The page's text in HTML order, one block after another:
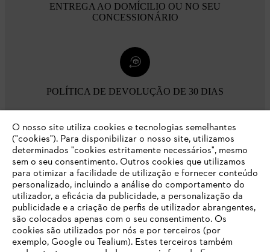
ENTREGA AO DOMÍCILIO OU NO SEU
CONCESSIONÁRIO
POLÍTICA DE DEVOLUÇÃO DE 30 DIAS
Opções de pagamento
Empresa
O nosso site utiliza cookies e tecnologias semelhantes
("cookies"). Para disponibilizar o nosso site, utilizamos
determinados "cookies estritamente necessários", mesmo
sem o seu consentimento. Outros cookies que utilizamos
para otimizar a facilidade de utilização e fornecer conteúdo
personalizado, incluindo a análise do comportamento do
utilizador, a eficácia da publicidade, a personalização da
publicidade e a criação de perfis de utilizador abrangentes,
são colocados apenas com o seu consentimento. Os
cookies são utilizados por nós e por terceiros (por
exemplo, Google ou Tealium). Estes terceiros também